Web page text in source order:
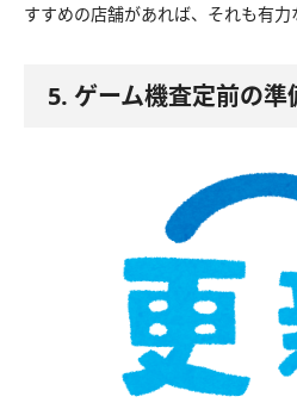
すすめの店舗があれば、それも有力
5. ゲーム機査定前の準